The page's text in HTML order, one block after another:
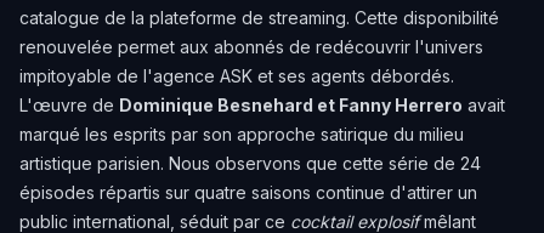
catalogue de la plateforme de streaming. Cette disponibilité
renouvelée permet aux abonnés de redécouvrir l'univers
impitoyable de l'agence ASK et ses agents débordés.
L'œuvre de Dominique Besnehard et Fanny Herrero avait
marqué les esprits par son approche satirique du milieu
artistique parisien. Nous observons que cette série de 24
épisodes répartis sur quatre saisons continue d'attirer un
public international, séduit par ce cocktail explosifmêlant